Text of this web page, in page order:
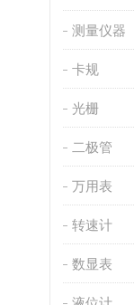
测量仪器
卡规
光栅
二极管
万用表
转速计
数显表